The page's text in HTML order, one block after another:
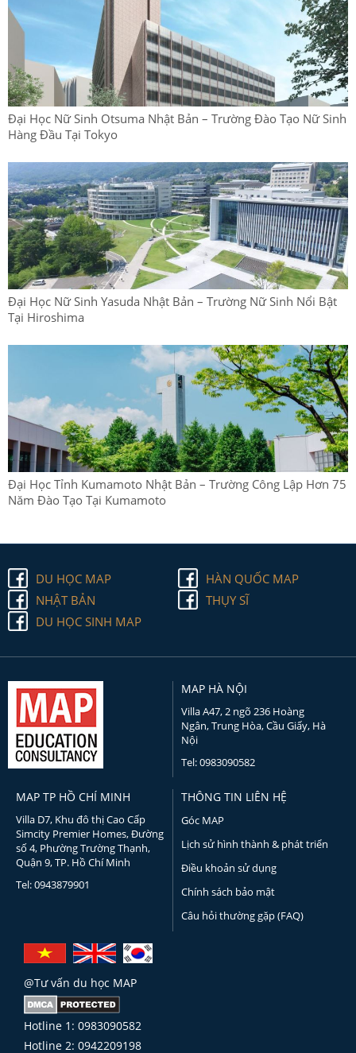
Đại Học Nữ Sinh Otsuma Nhật Bản – Trường Đào Tạo Nữ Sinh
Hàng Đầu Tại Tokyo
Đại Học Nữ Sinh Yasuda Nhật Bản – Trường Nữ Sinh Nổi Bật
Tại Hiroshima
Đại Học Tỉnh Kumamoto Nhật Bản – Trường Công Lập Hơn 75
Năm Đào Tạo Tại Kumamoto
DU HỌC MAP
HÀN QUỐC MAP
NHẬT BẢN
THỤY SĨ
DU HỌC SINH MAP
MAP HÀ NỘI
Villa A47, 2 ngõ 236 Hoàng
Ngân, Trung Hòa, Cầu Giấy, Hà
Nội
Tel: 0983090582
MAP TP HỒ CHÍ MINH
Villa D7, Khu đô thị Cao Cấp
Simcity Premier Homes, Đường
số 4, Phường Trường Thạnh,
Quận 9, TP. Hồ Chí Minh
Tel: 0943879901
THÔNG TIN LIÊN HỆ
Góc MAP
Lịch sử hình thành & phát triển
Điều khoản sử dụng
Chính sách bảo mật
Câu hỏi thường gặp (FAQ)
@Tư vấn du học MAP
Hotline 1: 0983090582
Hotline 2: 0942209198